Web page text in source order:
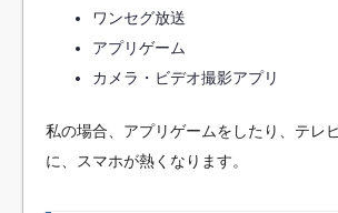
ワンセグ放送
アプリゲーム
カメラ・ビデオ撮影アプリ
私の場合、アプリゲームをしたり、テレ
に、スマホが熱くなります。